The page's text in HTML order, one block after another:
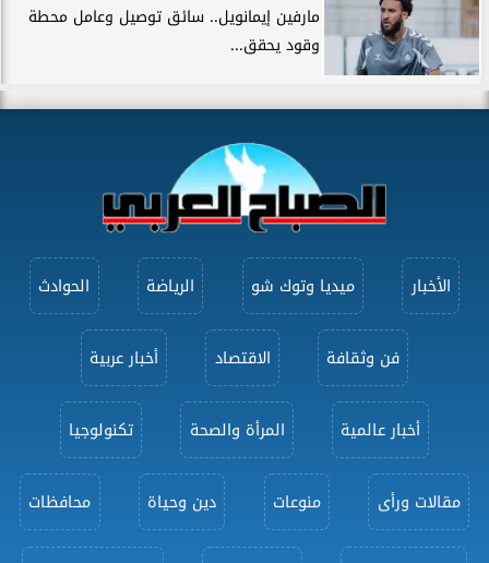
مارفين إيمانويل.. سائق توصيل وعامل محطة
وقود يحقق...
الأخبار ميديا وتوك شو الرياضة الحوادث
فن وثقافة الاقتصاد أخبار عربية
أخبار عالمية المرأة والصحة تكنولوجيا
مقالات ورأى منوعات دين وحياة محافظات